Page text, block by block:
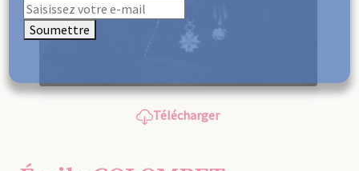
Télécharger
Soumettre